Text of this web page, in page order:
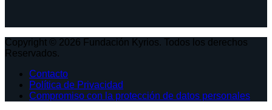
Copyright © 2026 Fundación Kyrios. Todos los derechos
Reservados.
Contacto
Política de Privacidad
Compromiso con la protección de datos personales